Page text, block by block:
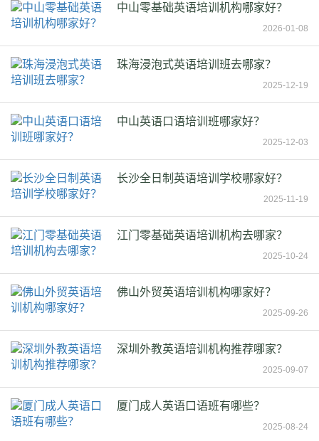
中山零基础英语培训机构哪家好？
2026-01-08
珠海浸泡式英语培训班去哪家？
2025-12-19
中山英语口语培训班哪家好？
2025-12-03
长沙全日制英语培训学校哪家好？
2025-11-19
江门零基础英语培训机构去哪家？
2025-10-24
佛山外贸英语培训机构哪家好？
2025-09-26
深圳外教英语培训机构推荐哪家？
2025-09-07
厦门成人英语口语班有哪些？
2025-08-24